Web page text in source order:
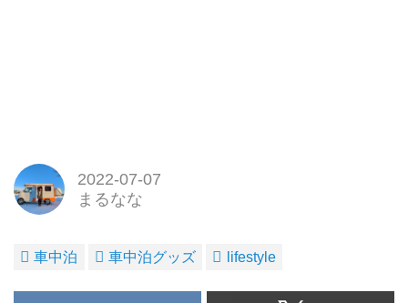
2022-07-07
まるなな
車中泊 車中泊グッズ lifestyle